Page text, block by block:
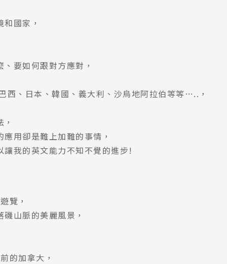
國家，
要如何跟對方應對，
西、日本、韓國、義大利、沙烏地阿拉伯等等…..，
用卻是難上加難的事情，
我的英文能力不知不覺的進步!
覽，
山脈的美麗風景，
的加拿大，